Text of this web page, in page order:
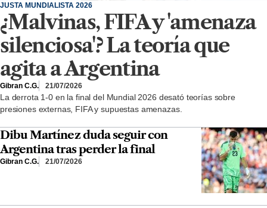
JUSTA MUNDIALISTA 2026
¿Malvinas, FIFA y 'amenaza
silenciosa'? La teoría que
agita a Argentina
Gibran C.G. 21/07/2026
La derrota 1-0 en la final del Mundial 2026 desató teorías sobre
presiones externas, FIFA y supuestas amenazas.
Dibu Martínez duda seguir con
Argentina tras perder la final
Gibran C.G. 21/07/2026